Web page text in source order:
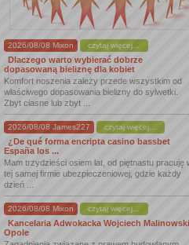
2026/08/08 Mixon czytaj więcej...
Dlaczego warto wybierać dobrze
dopasowaną bieliznę dla kobiet
Komfort noszenia zależy przede wszystkim od
właściwego dopasowania bielizny do sylwetki.
Zbyt ciasne lub zbyt ...
2026/08/08 James227 czytaj więcej...
¿De qué forma encripta casino bassbet
España los ...
Mam trzydzieści osiem lat, od piętnastu pracuję
tej samej firmie ubezpieczeniowej, gdzie każdy
dzień ...
2026/08/08 Mixon czytaj więcej...
Kancelaria Adwokacka Wojciech Malinowski
Opole